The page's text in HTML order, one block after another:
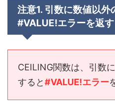
注意1. 引数に数値以外
#VALUE!エラーを返す
CEILING関数は、引数
すると#VALUE!エラー